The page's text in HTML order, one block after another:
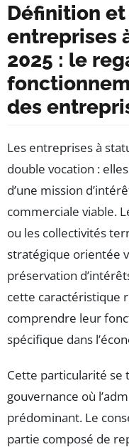
Définition
entreprises
2025 : le
des
Les entreprises à
double vocation :
d’une mission
commerciale viable.
ou les collectivités
stratégique orientée
préservation
cette caractéristique
comprendre leur
spécifique dans
Cette particularité
gouvernance où
prédominant. Le
partie composé de